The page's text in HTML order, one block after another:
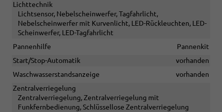
Lichttechnik
Lichtsensor, Nebelscheinwerfer, Tagfahrlicht,
Nebelscheinwerfer mit Kurvenlicht, LED-Rückleuchten, LED-
Scheinwerfer, LED-Tagfahrlicht
Pannenhilfe
Pannenkit
Start/Stop-Automatik
vorhanden
Waschwasserstandsanzeige
vorhanden
Zentralverriegelung
Zentralverriegelung, Zentralverriegelung mit
Funkfernbedienung, Schlüssellose Zentralverriegelung